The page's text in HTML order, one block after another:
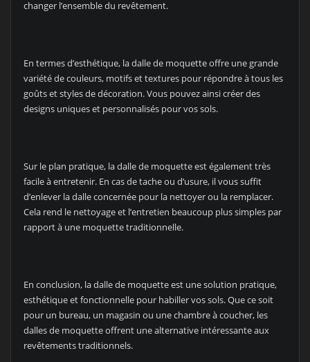
changer l’ensemble du revêtement.
En termes d’esthétique, la dalle de moquette offre une grande
variété de couleurs, motifs et textures pour répondre à tous les
goûts et styles de décoration. Vous pouvez ainsi créer des
designs uniques et personnalisés pour vos sols.
Sur le plan pratique, la dalle de moquette est également très
facile à entretenir. En cas de tache ou d’usure, il vous suffit
d’enlever la dalle concernée pour la nettoyer ou la remplacer.
Cela rend le nettoyage et l’entretien beaucoup plus simples par
rapport à une moquette traditionnelle.
En conclusion, la dalle de moquette est une solution pratique,
esthétique et fonctionnelle pour habiller vos sols. Que ce soit
pour un bureau, un magasin ou une chambre à coucher, les
dalles de moquette offrent une alternative intéressante aux
revêtements traditionnels.